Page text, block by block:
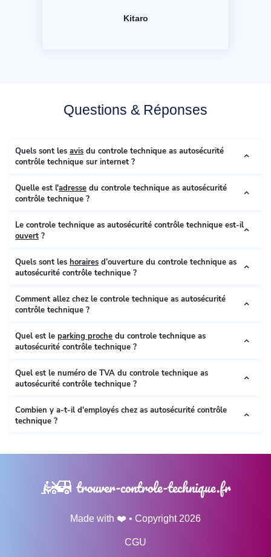
Kitaro
Questions & Réponses
Quels sont les avis du controle technique as autosécurité
contrôle technique sur internet ?
Quelle est l'adresse du controle technique as autosécurité
contrôle technique ?
Le controle technique as autosécurité contrôle technique est-il
ouvert ?
Quels sont les horaires d’ouverture du controle technique as
autosécurité contrôle technique ?
Comment allez chez le controle technique as autosécurité
contrôle technique ?
Quel est le parking proche du controle technique as
autosécurité contrôle technique ?
Quel est le numéro de TVA du controle technique as
autosécurité contrôle technique ?
Combien y a-t-il d'employés chez as autosécurité contrôle
technique ?
trouver-controle-technique.fr
Made with ❤️ • Copyright 2026
CGU